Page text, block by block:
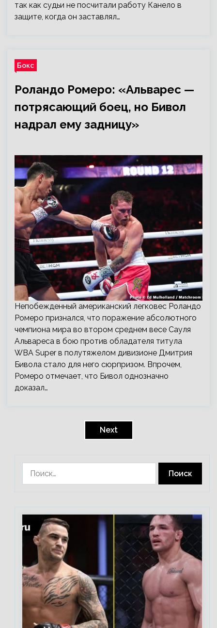
так как судьи не посчитали работу Канело в
защите, когда он заставлял…
Бокс
Роландо Ромеро: «Альварес —
потрясающий боец, но Бивол
надрал ему задницу»
Непобежденный американский легковес Роландо
Ромеро признался, что поражение абсолютного
чемпиона мира во втором среднем весе Сауля
Альвареса в бою против обладателя титула
WBA Super в полутяжелом дивизионе Дмитрия
Бивола стало для него сюрпризом. Впрочем,
Ромеро отмечает, что Бивол однозначно
доказал…
Next